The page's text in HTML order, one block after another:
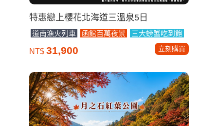
特惠戀上櫻花北海道三溫泉5日
道南漁火列車 函館百萬夜景 三大螃蟹吃到飽
NT$ 31,900 立刻購買